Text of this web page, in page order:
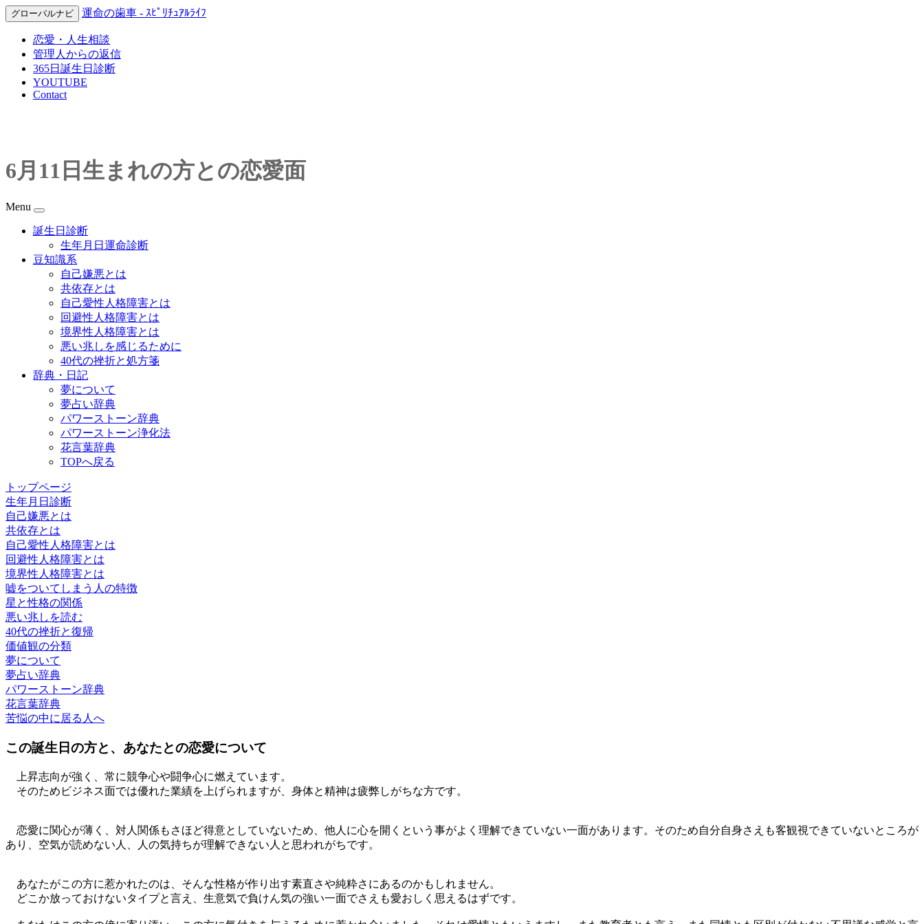
グローバルナビ 運命の歯車 - ｽﾋﾟﾘﾁｭｱﾙﾗｲﾌ
恋愛・人生相談
管理人からの返信
365日誕生日診断
YOUTUBE
Contact
6月11日生まれの方との恋愛面
Menu
誕生日診断
生年月日運命診断
豆知識系
自己嫌悪とは
共依存とは
自己愛性人格障害とは
回避性人格障害とは
境界性人格障害とは
悪い兆しを感じるために
40代の挫折と処方箋
辞典・日記
夢について
夢占い辞典
パワーストーン辞典
パワーストーン浄化法
花言葉辞典
TOPへ戻る
トップページ
生年月日診断
自己嫌悪とは
共依存とは
自己愛性人格障害とは
回避性人格障害とは
境界性人格障害とは
嘘をついてしまう人の特徴
星と性格の関係
悪い兆しを読む
40代の挫折と復帰
価値観の分類
夢について
夢占い辞典
パワーストーン辞典
花言葉辞典
苦悩の中に居る人へ
この誕生日の方と、あなたとの恋愛について
上昇志向が強く、常に競争心や闘争心に燃えています。
そのためビジネス面では優れた業績を上げられますが、身体と精神は疲弊しがちな方です。
恋愛に関心が薄く、対人関係もさほど得意としていないため、他人に心を開くという事がよく理解できていない一面があります。そのため自分自身さえも客観視できていないところが
あり、空気が読めない人、人の気持ちが理解できない人と思われがちです。
あなたがこの方に惹かれたのは、そんな性格が作り出す素直さや純粋さにあるのかもしれません。
どこか放っておけないタイプと言え、生意気で負けん気の強い一面でさえも愛おしく思えるはずです。